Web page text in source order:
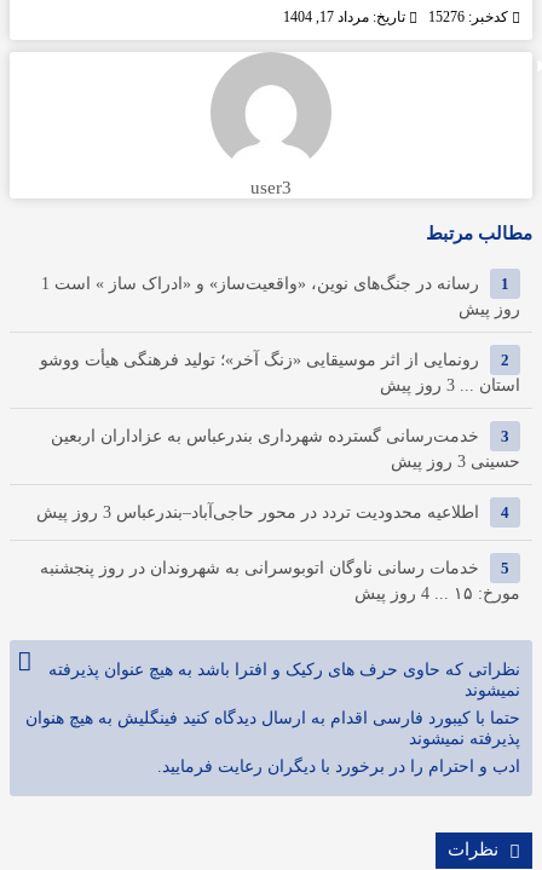
کدخبر: 15276 تاریخ: مرداد 17, 1404
user3
مطالب مرتبط
1 رسانه در جنگ‌های نوین، «واقعیت‌ساز» و «ادراک ساز » است 1
روز پیش
2
رونمایی از اثر موسیقایی «زنگ آخر»؛ تولید فرهنگی هیأت ووشو
استان ... 3 روز پیش
3
خدمت‌رسانی گسترده شهرداری بندرعباس به عزاداران اربعین
حسینی 3 روز پیش
4 اطلاعیه محدودیت تردد در محور حاجی‌آباد–بندرعباس 3 روز پیش
5
خدمات رسانی ناوگان اتوبوسرانی به شهروندان در روز پنجشنبه
مورخ: ۱۵ ...
4 روز پیش
نظراتی که حاوی حرف های رکیک و افترا باشد به هیچ عنوان پذیرفته
نمیشوند
حتما با کیبورد فارسی اقدام به ارسال دیدگاه کنید فینگلیش به هیچ هنوان
پذیرفته نمیشوند
ادب و احترام را در برخورد با دیگران رعایت فرمایید.
نظرات